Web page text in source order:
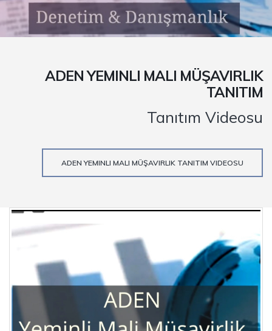
ADEN YEMINLI MALI MÜŞAVIRLIK
TANITIM
Tanıtım Videosu
ADEN YEMINLI MALI MÜŞAVIRLIK TANITIM VIDEOSU